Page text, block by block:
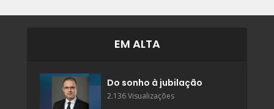
EM ALTA
Do sonho à jubilação
2.136 Visualizações